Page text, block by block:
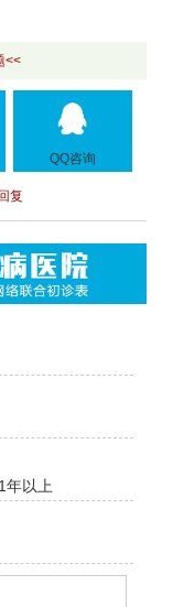
<<
QQ咨询
复
1年以上